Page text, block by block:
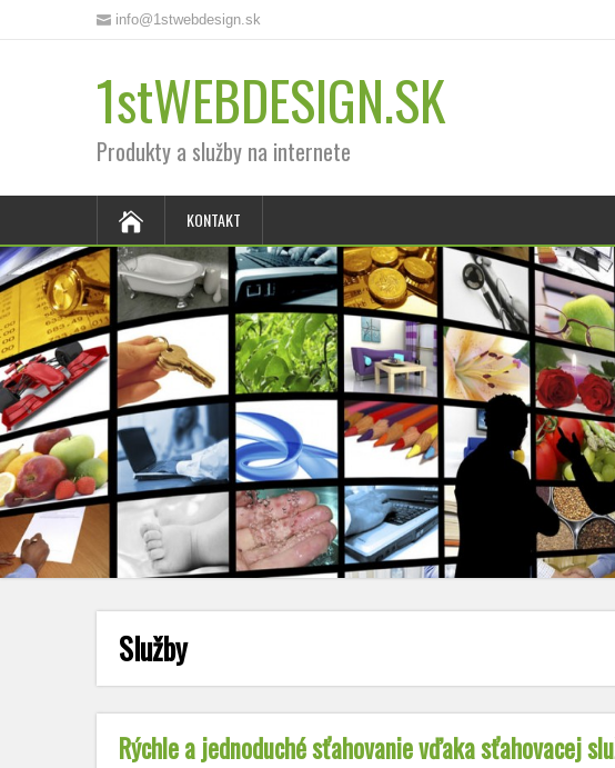
info@1stwebdesign.sk
1stWEBDESIGN.SK
Produkty a služby na internete
KONTAKT
Služby
Rýchle a jednoduché sťahovanie vďaka sťahovacej